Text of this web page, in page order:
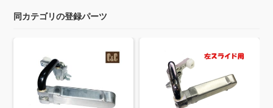
同カテゴリの登録パーツ